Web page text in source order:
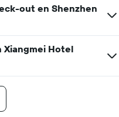
out en Shenzhen
Xiangmei Hotel